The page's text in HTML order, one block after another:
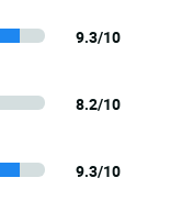
9.3/10
8.2/10
9.3/10